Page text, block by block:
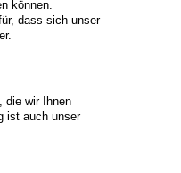
können.
dass sich unser
die wir Ihnen
ist auch unser